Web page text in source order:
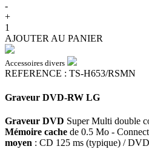
-
+
1
AJOUTER AU PANIER
Accessoires divers
REFERENCE : TS-H653/RSMN
Graveur DVD-RW LG
Graveur DVD Super Multi double
Mémoire cache de 0.5 Mo -
moyen : CD 125 ms (typique) /